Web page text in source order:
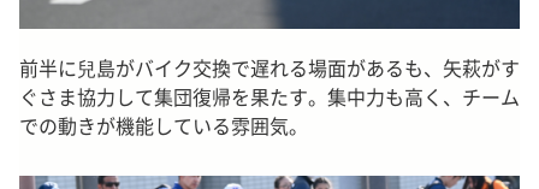
前半に兒島がバイク交換で遅れる場面があるも、矢萩がす
ぐさま協力して集団復帰を果たす。集中力も高く、チーム
での動きが機能している雰囲気。